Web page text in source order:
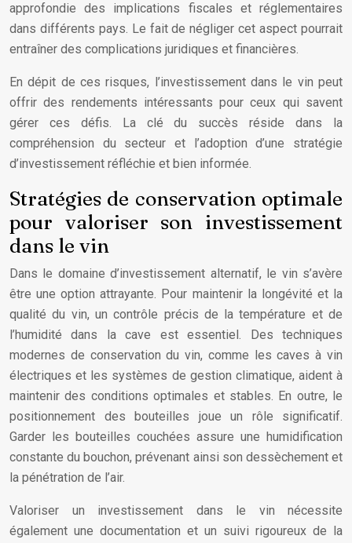
approfondie des implications fiscales et réglementaires
dans différents pays. Le fait de négliger cet aspect pourrait
entraîner des complications juridiques et financières.
En dépit de ces risques, l’investissement dans le vin peut
offrir des rendements intéressants pour ceux qui savent
gérer ces défis. La clé du succès réside dans la
compréhension du secteur et l’adoption d’une stratégie
d’investissement réfléchie et bien informée.
Stratégies de conservation optimale
pour valoriser son investissement
dans le vin
Dans le domaine d’investissement alternatif, le vin s’avère
être une option attrayante. Pour maintenir la longévité et la
qualité du vin, un contrôle précis de la température et de
l’humidité dans la cave est essentiel. Des techniques
modernes de conservation du vin, comme les caves à vin
électriques et les systèmes de gestion climatique, aident à
maintenir des conditions optimales et stables. En outre, le
positionnement des bouteilles joue un rôle significatif.
Garder les bouteilles couchées assure une humidification
constante du bouchon, prévenant ainsi son dessèchement et
la pénétration de l’air.
Valoriser un investissement dans le vin nécessite
également une documentation et un suivi rigoureux de la